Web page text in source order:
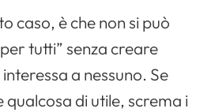
caso, è che non si può
tutti” senza creare
a nessuno. Se
di utile, screma i